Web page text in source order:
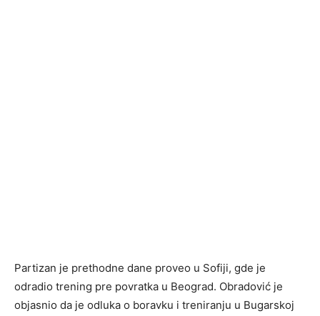
Partizan je prethodne dane proveo u Sofiji, gde je
odradio trening pre povratka u Beograd. Obradović je
objasnio da je odluka o boravku i treniranju u Bugarskoj